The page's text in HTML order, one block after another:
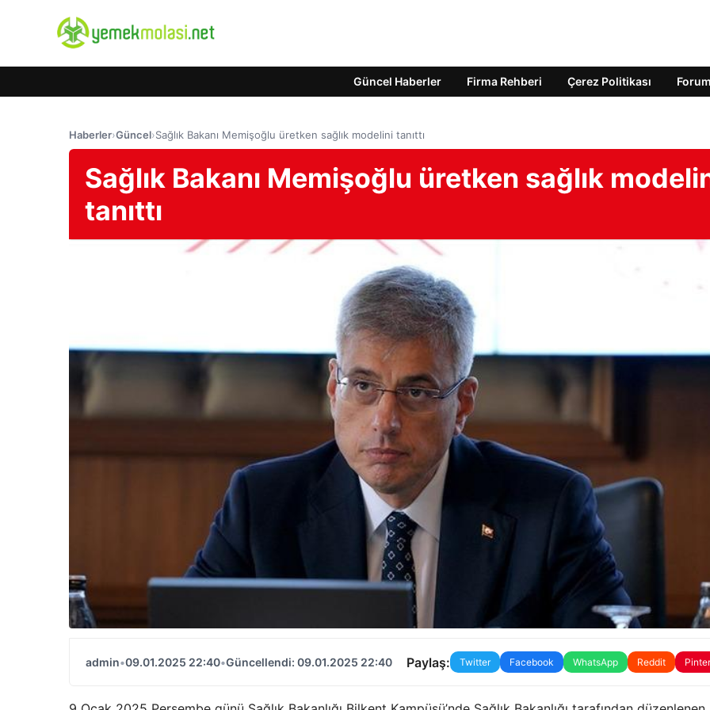
Güncel Haberler Firma Rehberi Çerez Politikası Forum
Haberler›Güncel›Sağlık Bakanı Memişoğlu üretken sağlık modelini tanıttı
Sağlık Bakanı Memişoğlu üretken sağlık
tanıttı
admin•09.01.2025 22:40•Güncellendi: 09.01.2025 22:40 Paylaş: Twitter Facebook WhatsApp Reddit